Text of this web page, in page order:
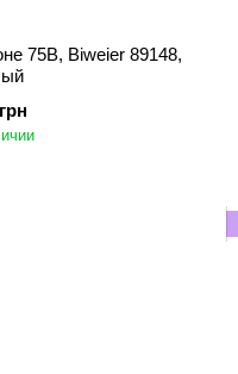
75B, Biweier 89148,